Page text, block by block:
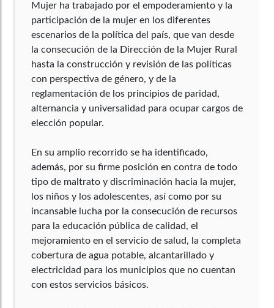
Mujer ha trabajado por el empoderamiento y la
participación de la mujer en los diferentes
escenarios de la política del país, que van desde
la consecución de la Dirección de la Mujer Rural
hasta la construcción y revisión de las políticas
con perspectiva de género, y de la
reglamentación de los principios de paridad,
alternancia y universalidad para ocupar cargos de
elección popular.
En su amplio recorrido se ha identificado,
además, por su firme posición en contra de todo
tipo de maltrato y discriminación hacia la mujer,
los niños y los adolescentes, así como por su
incansable lucha por la consecución de recursos
para la educación pública de calidad, el
mejoramiento en el servicio de salud, la completa
cobertura de agua potable, alcantarillado y
electricidad para los municipios que no cuentan
con estos servicios básicos.